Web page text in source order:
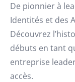
De pionnier à
Identités et des
Découvrez
débuts en tant
entreprise
accès.